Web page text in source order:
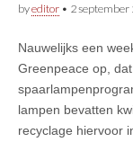
byeditor • 2 september
Nauwelijks een
Greenpeace op,
lampen bevatten
recyclage hiervoor